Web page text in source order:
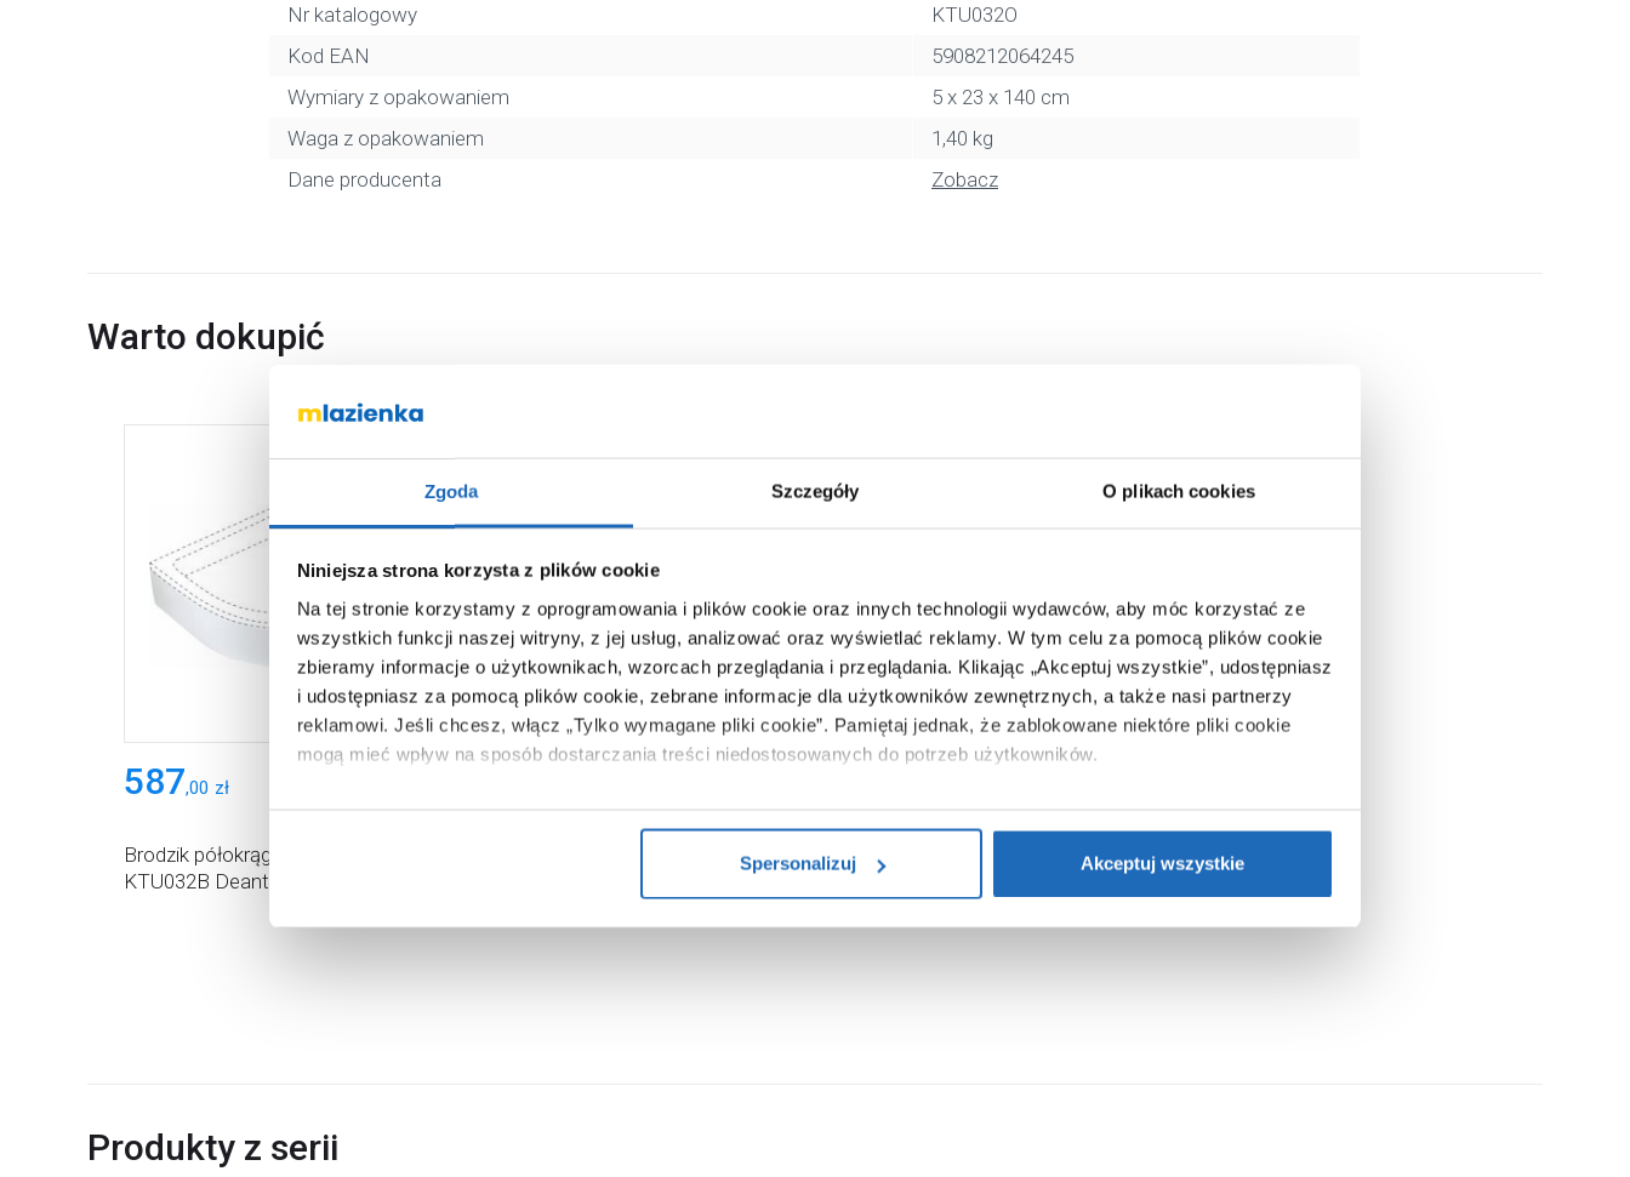
Zgoda Szczegóły O plikach cookies
Niniejsza strona korzysta z plików cookie
Na tej stronie korzystamy z oprogramowania i plików cookie oraz innych technologii wydawców, aby móc korzystać ze
wszystkich funkcji naszej witryny, z jej usług, analizować oraz wyświetlać reklamy. W tym celu za pomocą plików cookie
zbieramy informacje o użytkownikach, wzorcach przeglądania i przeglądania. Klikając „Akceptuj wszystkie”, udostępniasz
i udostępniasz za pomocą plików cookie, zebrane informacje dla użytkowników zewnętrznych, a także nasi partnerzy
reklamowi. Jeśli chcesz, włącz „Tylko wymagane pliki cookie”. Pamiętaj jednak, że zablokowane niektóre pliki cookie
mogą mieć wpływ na sposób dostarczania treści niedostosowanych do potrzeb użytkowników.
Aby uzyskać więcej informacji na temat plików plików cookie, kliknij „Ustawienia plików cookie”.Jeśli chcesz uzyskać
Spersonalizuj
Akceptuj wszystkie
Nr katalogowy
KTU032O
Kod EAN
5908212064245
Wymiary z opakowaniem
5 x 23 x 140 cm
Waga z opakowaniem
1,40 kg
Dane producenta
Zobacz
Warto dokupić
587,00 zł
Brodzik półokrągły 80x80 cm biały
KTU032B Deante Plus II
Produkty z serii